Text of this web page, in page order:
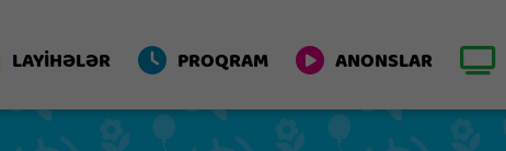
LAYİHƏLƏR PROQRAM ANONSLAR